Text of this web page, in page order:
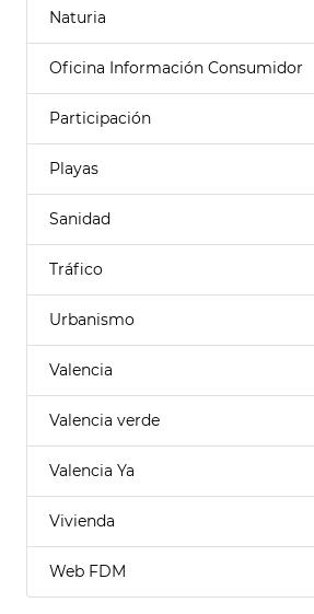
Naturia
Oficina Información Consumidor
Participación
Playas
Sanidad
Tráfico
Urbanismo
Valencia
Valencia verde
Valencia Ya
Vivienda
Web FDM